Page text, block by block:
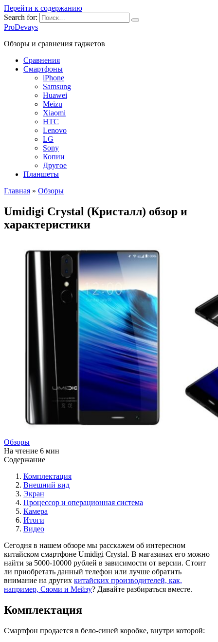
Перейти к содержанию
Search for:
ProDevays
Обзоры и сравнения гаджетов
Сравнения
Смартфоны
iPhone
Samsung
Huawei
Meizu
Xiaomi
HTC
Lenovo
LG
Sony
Копии
Другое
Планшеты
Главная » Обзоры
Umidigi Crystal (Кристалл) обзор и
характеристики
Обзоры
На чтение 6 мин
Содержание
Комплектация
Внешний вид
Экран
Процессор и операционная система
Камера
Итоги
Видео
Сегодня в нашем обзоре мы расскажем об интересном
китайском смартфоне Umidigi Crystal. В магазинах его можно
найти за 5000-10000 рублей в зависимости от версии. Стоит
ли приобретать данный телефон или лучше обратить
внимание на других китайских производителей, как,
например, Сяоми и Мейзу? Давайте разбираться вместе.
Комплектация
Смартфон продается в бело-синей коробке, внутри которой: